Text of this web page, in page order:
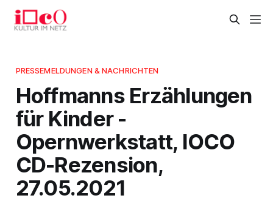
PRESSEMELDUNGEN & NACHRICHTEN
Hoffmanns Erzählungen
für Kinder -
Opernwerkstatt, IOCO
CD-Rezension,
27.05.2021